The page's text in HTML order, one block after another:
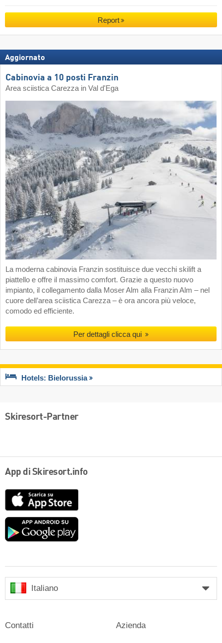
Report
Aggiornato
Cabinovia a 10 posti Franzin
Area sciistica Carezza in Val d'Ega
La moderna cabinovia Franzin sostituisce due vecchi skilift a
piattello e offre il massimo comfort. Grazie a questo nuovo
impianto, il collegamento dalla Moser Alm alla Franzin Alm – nel
cuore dell’area sciistica Carezza – è ora ancora più veloce,
comodo ed efficiente.
Per dettagli clicca qui
Hotels: Bielorussia
Skiresort-Partner
App di Skiresort.info
Google
Italiano
Contatti Azienda